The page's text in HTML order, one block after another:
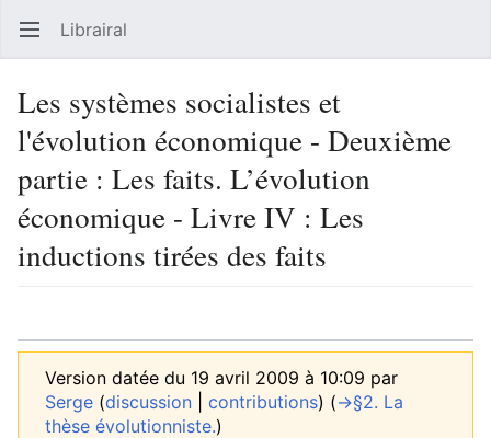
Ouvrir le menu principal Librairal
Les systèmes socialistes et
l'évolution économique - Deuxième
partie : Les faits. L’évolution
économique - Livre IV : Les
inductions tirées des faits
Version datée du 19 avril 2009 à 10:09 par
Serge (discussion contributions) (→‎§2. La
thèse évolutionniste.)